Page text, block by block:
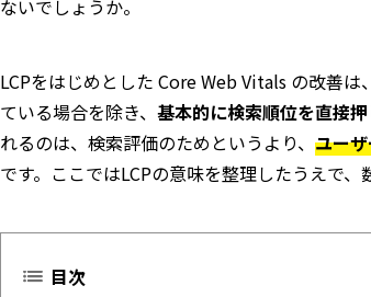
ないでしょうか。
LCPをはじめとした Core Web Vitals の改善
ている場合を除き、 基本的に検索順位を直接
れるのは、検索評価のためというより、 ユー
です。ここではLCPの意味を整理したうえで
目次